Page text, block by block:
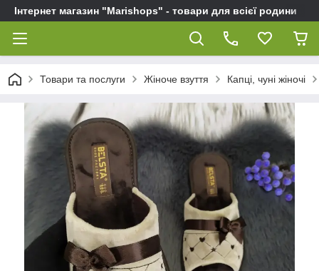
Інтернет магазин "Marishops" - товари для всієї родини
Товари та послуги Жіноче взуття Капці, чуні жіночі